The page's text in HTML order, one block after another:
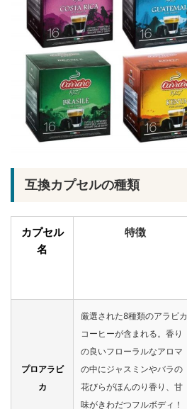
互換カプセルの種類
カプセル
名
特徴
プロアラビ
カ
厳選された8種類のアラビカ
コーヒーが含まれる。香り
の良いフローラルなアロマ
の中にジャスミンやバラの
花びらがほんのり香り、甘
味がきわだつフルボディ！